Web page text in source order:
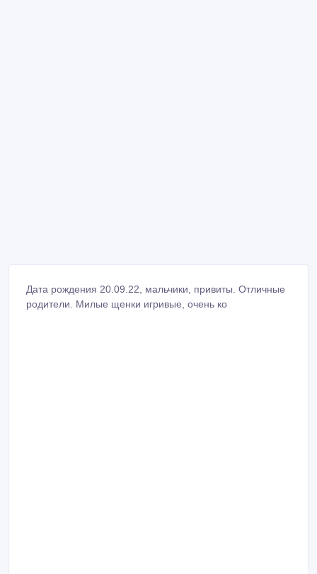
Дата рождения 20.09.22, мальчики, привиты. Отличные
родители. Милые щенки игривые, очень ко